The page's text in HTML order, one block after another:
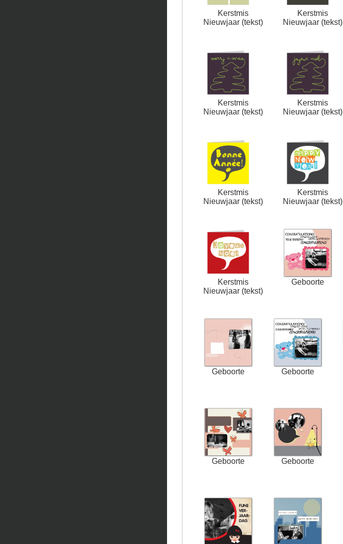
Kerstmis
Nieuwjaar (tekst)
Kerstmis
Nieuwjaar (tekst)
Kerstmis
Nieuwjaar (tekst)
Kerstmis
Nieuwjaar (tekst)
Kerstmis
Nieuwjaar (tekst)
Kerstmis
Nieuwjaar (tekst)
Kerstmis
Nieuwjaar (tekst)
Geboorte
Geboorte Geboorte
Geboorte Geboorte